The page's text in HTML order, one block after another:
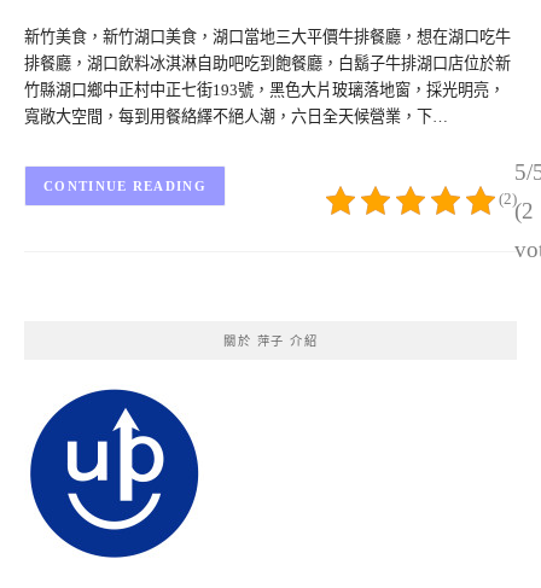
新竹美食，新竹湖口美食，湖口當地三大平價牛排餐廳，想在湖口吃牛
排餐廳，湖口飲料冰淇淋自助吧吃到飽餐廳，白鬍子牛排湖口店位於新
竹縣湖口鄉中正村中正七街193號，黑色大片玻璃落地窗，採光明亮，
寬敞大空間，每到用餐絡繹不絕人潮，六日全天候營業，下…
5/
(2
(2)
CONTINUE READING
關於 萍子 介紹